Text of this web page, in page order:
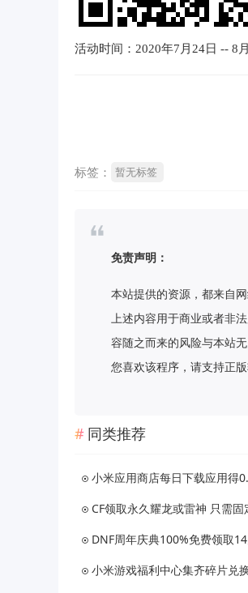
活动时间：2020年7月24日 -- 8
标签： 暂无标签
免责声明：
本站提供的资源，都来自
上述内容用于商业或者非
容随之而来的风险与本站
您喜欢该程序，请支持正
同类推荐
小米应用商店每日下载应用得
小米游戏福利中心集齐碎片兑